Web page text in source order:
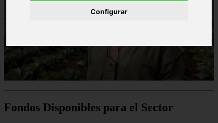
Configurar
Fondos Disponibles para el Sector